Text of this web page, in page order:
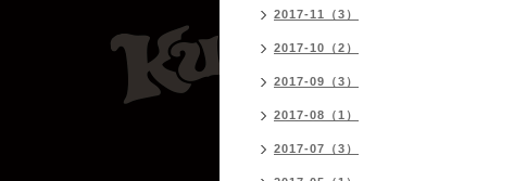
2017-11（3）
2017-10（2）
2017-09（3）
2017-08（1）
2017-07（3）